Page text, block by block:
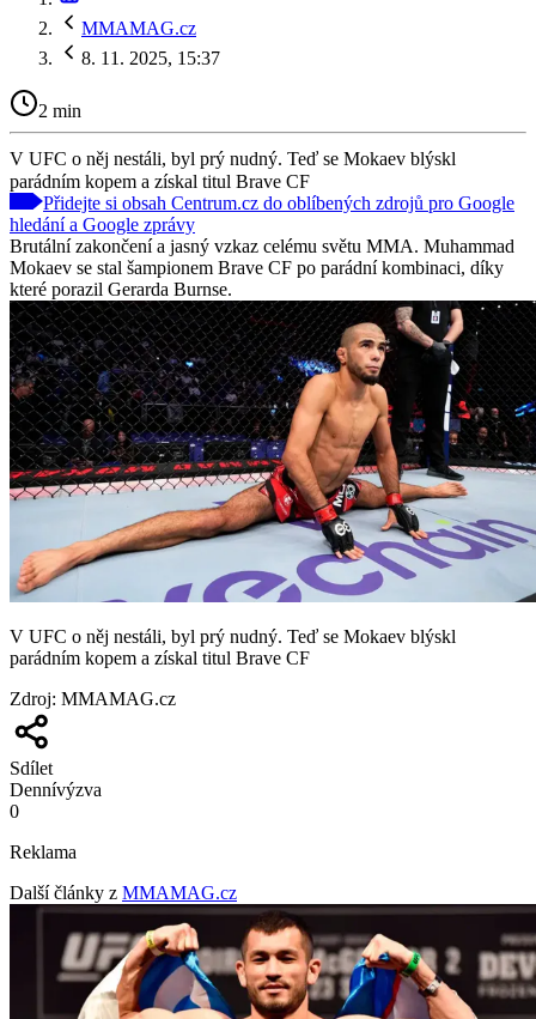
MMAMAG.cz
8. 11. 2025, 15:37
2 min
V UFC o něj nestáli, byl prý nudný. Teď se Mokaev blýskl
parádním kopem a získal titul Brave CF
Přidejte si obsah Centrum.cz do oblíbených zdrojů pro Google
hledání a Google zprávy
Brutální zakončení a jasný vzkaz celému světu MMA. Muhammad
Mokaev se stal šampionem Brave CF po parádní kombinaci, díky
které porazil Gerarda Burnse.
V UFC o něj nestáli, byl prý nudný. Teď se Mokaev blýskl
parádním kopem a získal titul Brave CF
Zdroj: MMAMAG.cz
Sdílet
Dennívýzva
0
Reklama
Další články z MMAMAG.cz